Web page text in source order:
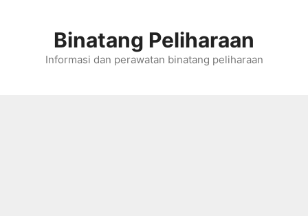
Binatang Peliharaan
Informasi dan perawatan binatang peliharaan